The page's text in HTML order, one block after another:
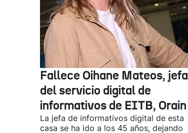
Fallece Oihane Mateos, jefa
del servicio digital de
informativos de EITB, Orain
La jefa de informativos digital de esta
casa se ha ido a los 45 años, dejando